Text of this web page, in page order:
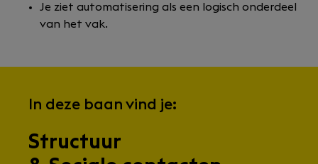
Je ziet automatisering als een logisch onderdeel
van het vak.
In deze baan vind je:
Structuur